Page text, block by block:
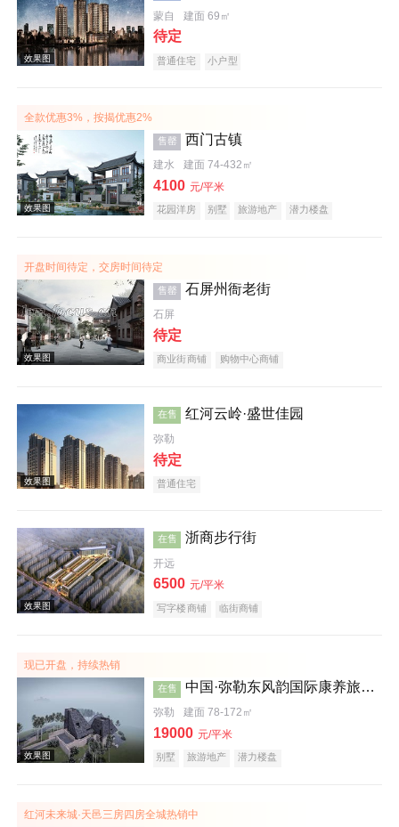
效果图
效果图
蒙自 建面 69㎡
待定
普通住宅 小户型
全款优惠3%，按揭优惠2%
效果图
售罄 西门古镇
建水 建面 74-432㎡
4100 元/平米
花园洋房 别墅 旅游地产
潜力楼盘
开盘时间待定，交房时间待定
效果图
售罄 石屏州衙老街
石屏
待定
商业街商铺 购物中心商铺
在售 红河云岭·盛世佳园
弥勒
待定
普通住宅
在售 浙商步行街
开远
6500 元/平米
写字楼商铺 临街商铺
现已开盘，持续热销
在售 中国·弥勒东风韵国际康养旅游度假区沐心谷
弥勒 建面 78-172㎡
19000 元/平米
别墅 旅游地产 潜力楼盘
红河未来城·天邑三房四房全城热销中